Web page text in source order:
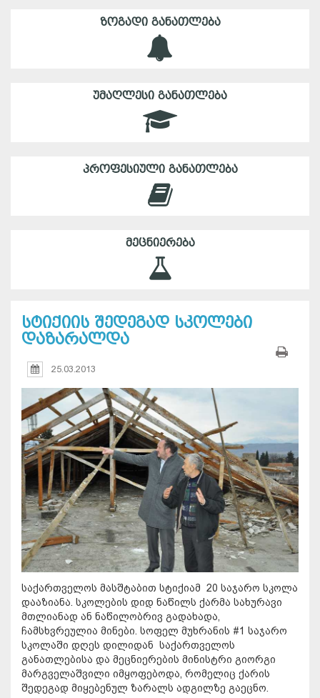
ᲖᲝᲒᲐᲓᲘ ᲒᲐᲜᲐᲗᲚᲔᲑᲐ
ᲣᲛᲐᲦᲚᲔᲡᲘ ᲒᲐᲜᲐᲗᲚᲔᲑᲐ
ᲞᲠᲝᲤᲔᲡᲘᲣᲚᲘ ᲒᲐᲜᲐᲗᲚᲔᲑᲐ
ᲛᲔᲪᲜᲘᲔᲠᲔᲑᲐ
სტიქიის შედეგად სკოლები
დაზარალდა
25.03.2013
საქართველოს მასშტაბით სტიქიამ 20 საჯარო სკოლა
დააზიანა. სკოლების დიდ ნაწილს ქარმა სახურავი
მთლიანად ან ნაწილობრივ გადახადა,
ჩამსხვრეულია მინები. სოფელ მუხრანის #1 საჯარო
სკოლაში დღეს დილიდან საქართველოს
განათლებისა და მეცნიერების მინისტრი გიორგი
მარგველაშვილი იმყოფებოდა, რომელიც ქარის
შედეგად მიყებენულ ზარალს ადგილზე გაეცნო.